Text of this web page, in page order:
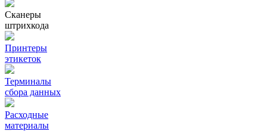
Сканеры
штрихкода
Принтеры
этикеток
Терминалы
сбора данных
Расходные
материалы